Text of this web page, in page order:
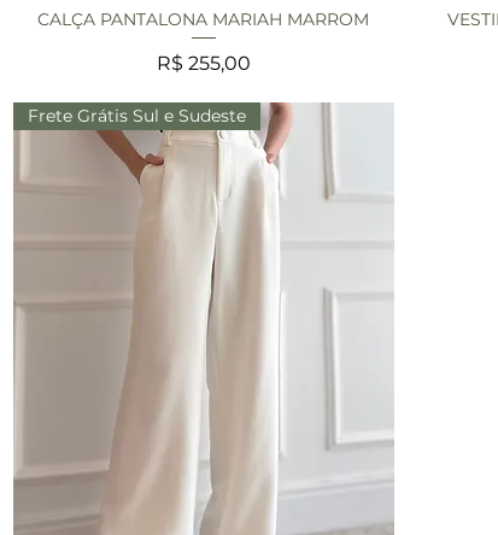
Visualização rápida
CALÇA PANTALONA MARIAH MARROM
Preço
R$ 255,00
Frete Grátis Sul e Sudeste